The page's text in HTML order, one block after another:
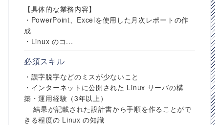
【具体的な業務内容】
・PowerPoint、Excelを使用した月次レポートの作
成
・Linux のコ...
必須スキル
・誤字脱字などのミスが少ないこと
・インターネットに公開された Linux サーバの構
築・運用経験（3年以上）
結果が記載された設計書から手順を作ることがで
きる程度の Linux の知識